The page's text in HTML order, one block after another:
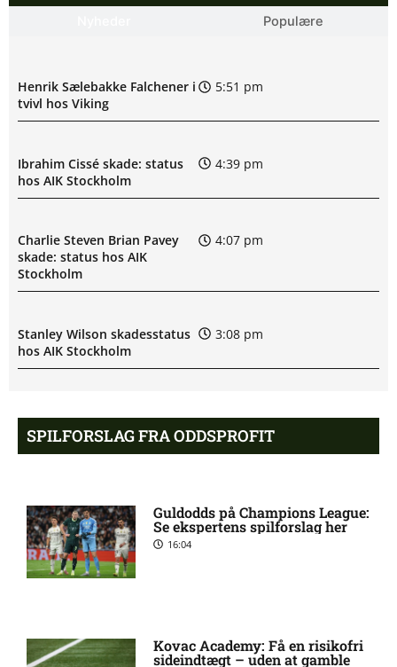
Populære
Henrik Sælebakke Falchener i
tvivl hos Viking
5:51 pm
Ibrahim Cissé skade: status
hos AIK Stockholm
4:39 pm
Charlie Steven Brian Pavey
skade: status hos AIK
Stockholm
4:07 pm
Stanley Wilson skadesstatus
hos AIK Stockholm
3:08 pm
Hurtado misser kamp for FC
København
1. Division – AaB mod Kolding
IF: Optakt [2026/08/09]
12:32 pm
Jay-Roy Jornell Grot ude med
Sønderjyske uden Rasmus
11:23 am
SPILFORSLAG FRA ODDSPROFIT
Guldodds på Champions League:
Se ekspertens spilforslag her
16:04
Kovac Academy: Få en risikofri
sideindtægt – uden at gamble